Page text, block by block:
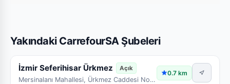
Yakındaki CarrefourSA Şubeleri
İzmir Seferihisar Ürkmez Açık
Mersinalanı Mahallesi, Ürkmez Caddesi No:139A, 139B, 139C
0.7 km